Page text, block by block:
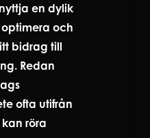
en dylik
och
bidrag till
Redan
ofta utifrån
röra